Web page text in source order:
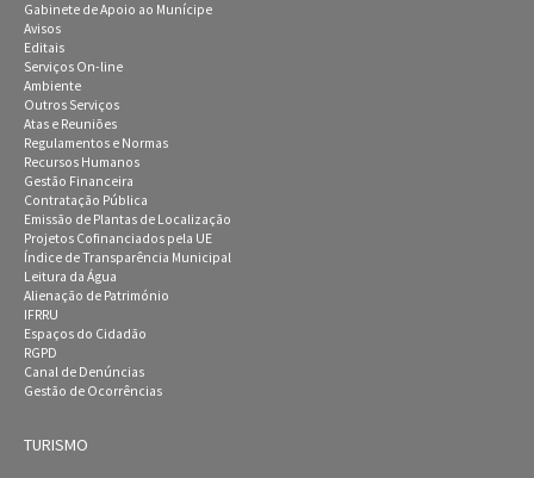
Gabinete de Apoio ao Munícipe
Avisos
Editais
Serviços On-line
Ambiente
Outros Serviços
Atas e Reuniões
Regulamentos e Normas
Recursos Humanos
Gestão Financeira
Contratação Pública
Emissão de Plantas de Localização
Projetos Cofinanciados pela UE
Índice de Transparência Municipal
Leitura da Água
Alienação de Património
IFRRU
Espaços do Cidadão
RGPD
Canal de Denúncias
Gestão de Ocorrências
TURISMO